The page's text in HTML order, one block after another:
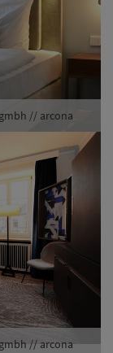
// arcona
// arcona